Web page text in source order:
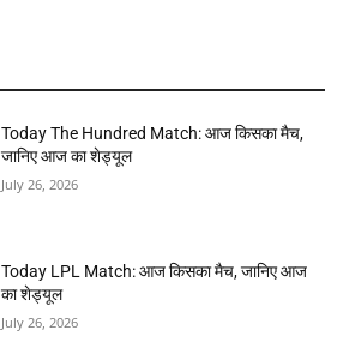
Today The Hundred Match: आज किसका मैच,
जानिए आज का शेड्यूल
July 26, 2026
Today LPL Match: आज किसका मैच, जानिए आज
का शेड्यूल
July 26, 2026